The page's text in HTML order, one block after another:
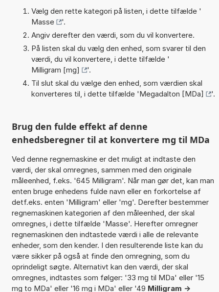
Vælg den rette kategori på listen, i dette tilfælde '
Masse
'.
Angiv derefter den værdi, som du vil konvertere.
På listen skal du vælg den enhed, som svarer til den
værdi, du vil konvertere, i dette tilfælde '
Milligram [mg]
'.
Til slut skal du vælge den enhed, som værdien skal
konverteres til, i dette tilfælde 'Megadalton [MDa] '.
Brug den fulde effekt af denne
enhedsberegner til at konvertere mg til MDa
Ved denne regnemaskine er det muligt at indtaste den
værdi, der skal omregnes, sammen med den originale
måleenhed, f.eks. '645 Milligram'. Når man gør det, kan man
enten bruge enhedens fulde navn eller en forkortelse af
detf.eks. enten 'Milligram' eller 'mg'. Derefter bestemmer
regnemaskinen kategorien af den måleenhed, der skal
omregnes, i dette tilfælde 'Masse'. Herefter omregner
regnemaskinen den indtastede værdi i alle de relevante
enheder, som den kender. I den resulterende liste kan du
være sikker på også at finde den omregning, som du
oprindeligt søgte. Alternativt kan den værdi, der skal
omregnes, indtastes som følger: '33 mg til MDa' eller '15
mg to MDa' eller '16 mg i MDa' eller '49 Milligram ->